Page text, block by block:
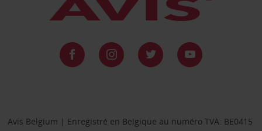
Avis Belgium | Enregistré en Belgique au numéro TVA: BE0415